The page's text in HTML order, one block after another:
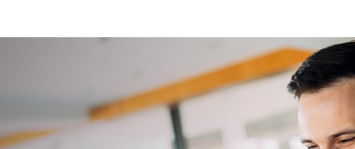
Buchhaltungslösung für
Freiberufler
Angebote und Rechnungen unterwegs schreiben